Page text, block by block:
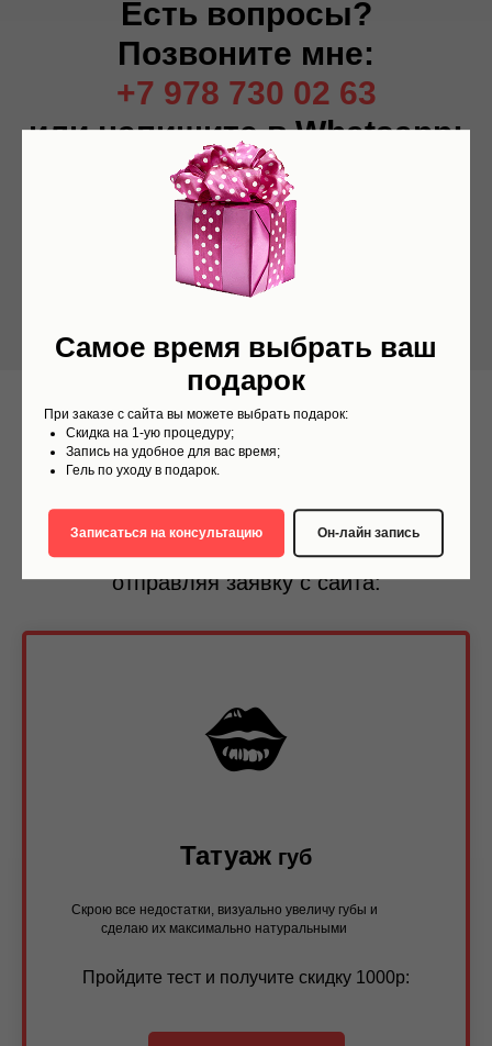
Есть вопросы?
Позвоните мне:
+7 978 730 02 63
или напишите в Whatsapp:
Нажмите на кнопку и начните
общение с мастером по Whatsapp
Мои услуги
Получите специальную цену нататуаж
отправляя заявку с сайта:
Татуаж губ
Скрою все недостатки, визуально увеличу губы и
сделаю их максимально натуральными
Пройдите тест и получите скидку 1000р:
Самое время выбрать ваш
подарок
При заказе с сайта вы можете выбрать подарок:
Скидка на 1-ую процедуру;
Запись на удобное для вас время;
Гель по уходу в подарок.
Записаться на консультацию Он-лайн запись